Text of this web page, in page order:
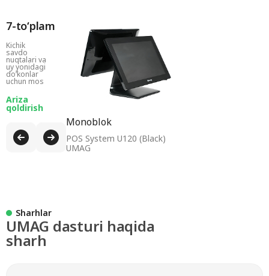
7-toʻplam
Kichik
savdo
nuqtalari va
uy yonidagi
doʻkonlar
uchun mos
Ariza
qoldirish
Monoblok
POS System U120 (Black)
UMAG
Sharhlar
UMAG dasturi haqida
sharh